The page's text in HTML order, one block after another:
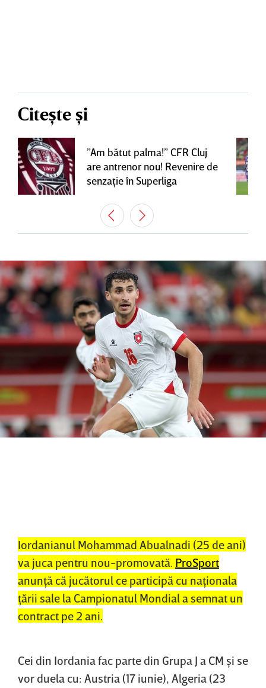
Citește și
”Am bătut palma!” CFR Cluj
are antrenor nou! Revenire de
senzaţie în Superliga
Iordanianul Mohammad Abualnadi (25 de ani)
va juca pentru nou-promovată. ProSport
anunţă că jucătorul ce participă cu naţionala
ţării sale la Campionatul Mondial a semnat un
contract pe 2 ani.
Cei din Iordania fac parte din Grupa J a CM şi se
vor duela cu: Austria (17 iunie), Algeria (23